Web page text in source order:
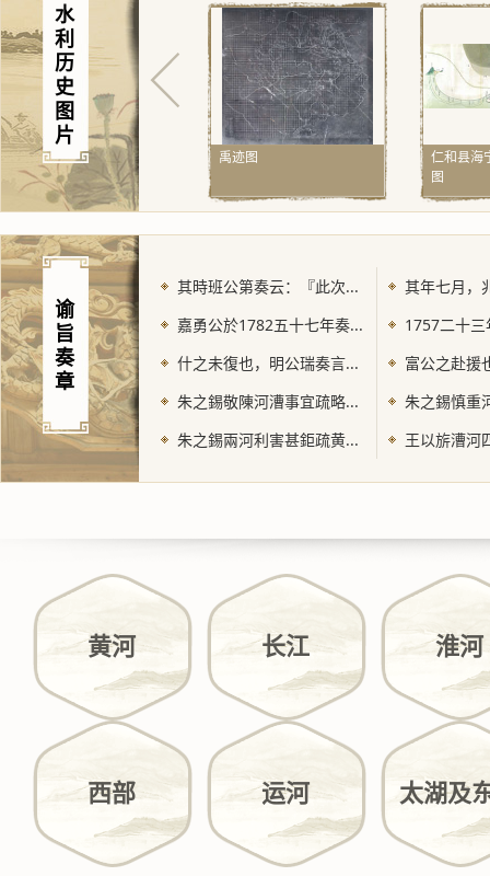
水
利
历
史
图
片
禹迹图
仁和县海
图
谕
旨
奏
章
其時班公第奏云：『此次...
其年七月，
嘉勇公於1782五十七年奏...
1757二十
什之未復也，明公瑞奏言...
富公之赴援
朱之錫敬陳河漕事宜疏略...
朱之錫慎重
朱之錫兩河利害甚鉅疏黄...
王以旂漕河
黄河 长江 淮河
西部 运河 太湖及